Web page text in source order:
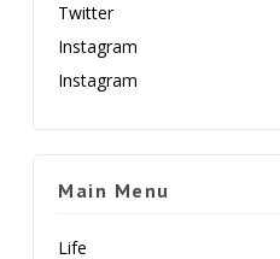
Twitter
Instagram
Instagram
Main Menu
Life